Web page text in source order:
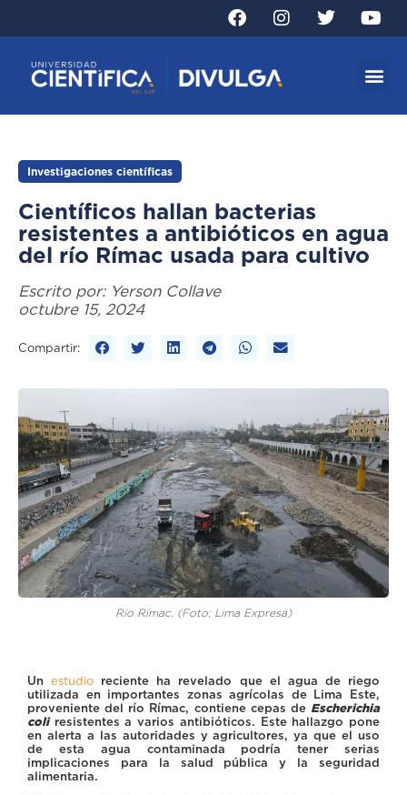
Investigaciones científicas
Científicos hallan bacterias
resistentes a antibióticos en agua
del río Rímac usada para cultivo
Escrito por: Yerson Collave
octubre 15, 2024
Compartir:
Río Rímac. (Foto: Lima Expresa)
Unestudio reciente ha revelado que el agua de riego
utilizada en importantes zonas agrícolas de Lima Este,
proveniente del río Rímac, contiene cepas de Escherichia
coliresistentes a varios antibióticos. Este hallazgo pone
en alerta a las autoridades y agricultores, ya que el uso
de esta agua contaminada podría tener serias
implicaciones para la salud pública y la seguridad
alimentaria.